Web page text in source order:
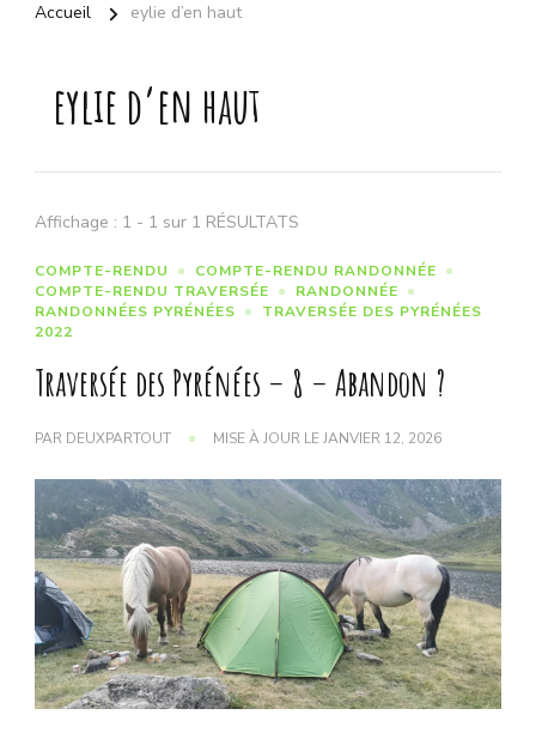
Accueil eylie d’en haut
eylie d’en haut
Affichage : 1 - 1 sur 1 RÉSULTATS
COMPTE-RENDU
COMPTE-RENDU RANDONNÉE
COMPTE-RENDU TRAVERSÉE
RANDONNÉE
RANDONNÉES PYRÉNÉES
TRAVERSÉE DES PYRÉNÉES
2022
Traversée des Pyrénées – 8 – Abandon ?
PAR DEUXPARTOUT MISE À JOUR LEJANVIER 12, 2026